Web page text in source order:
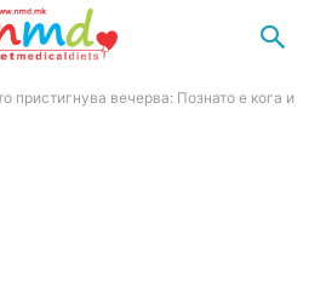
пристигнува вечерва: Познато е кога и